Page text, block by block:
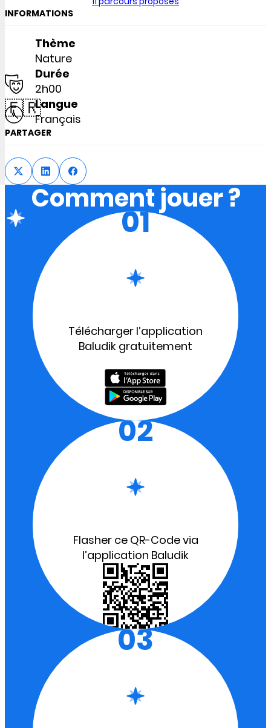
INFORMATIONS
Thème
Nature
Durée
2h00
🇫🇷Langue
Français
PARTAGER
Comment jouer ?
01
Télécharger l’application
Baludik gratuitement
02
Flasher ce QR-Code via
l’application Baludik
03